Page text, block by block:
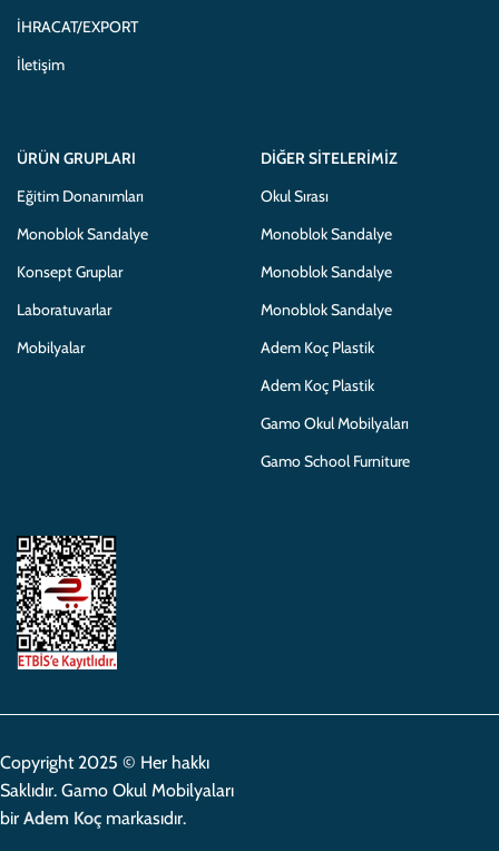
İHRACAT/EXPORT
İletişim
ÜRÜN GRUPLARI
Eğitim Donanımları
Monoblok Sandalye
Konsept Gruplar
Laboratuvarlar
Mobilyalar
DIĞER SITELERIMIZ
Okul Sırası
Monoblok Sandalye
Monoblok Sandalye
Monoblok Sandalye
Adem Koç Plastik
Adem Koç Plastik
Gamo Okul Mobilyaları
Gamo School Furniture
Copyright 2025 © Her hakkı
Saklıdır. Gamo Okul Mobilyaları
bir Adem Koç markasıdır.